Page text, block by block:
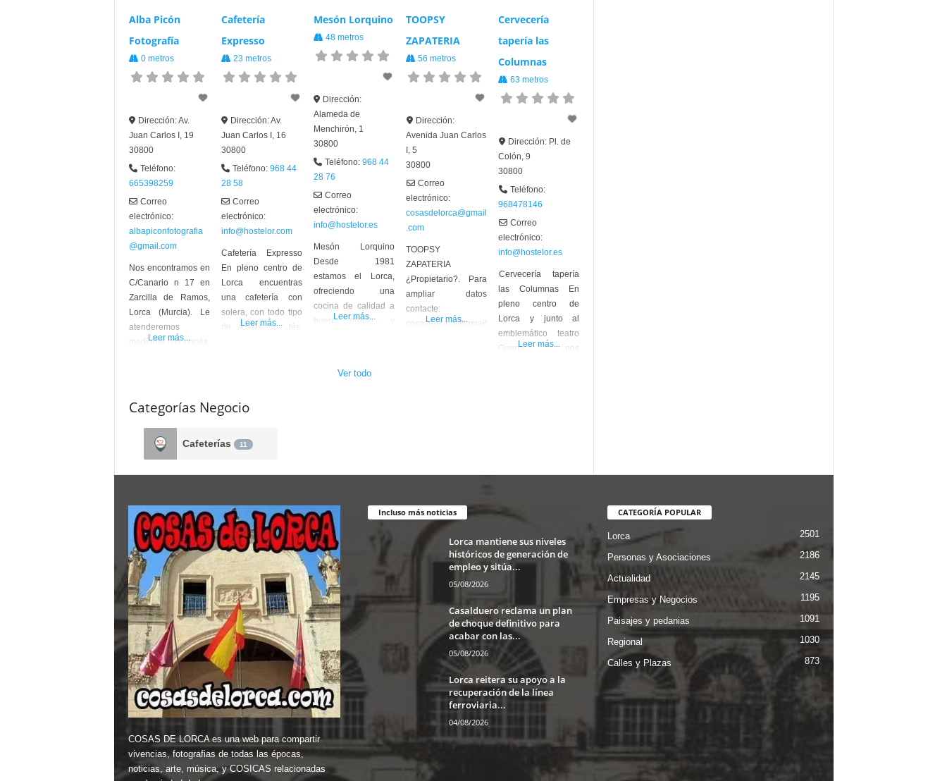
Alba Picón
Fotografía
0 metros
Dirección:Av.
Juan Carlos I, 19
30800
Teléfono:
665398259
Correo
electrónico:
albapiconfotografia
@gmail.com
Nos encontramos en
C/Canario n 17 en
Zarcilla de Ramos,
Lorca (Murcia). Le
atenderemos
mediante cita previa,
correo electrónico
albapiconfotografia
@gmail.com Los
servicios que
ofrecemos:
Reportajes
Complementos para
fotos. Álbum de
fotos. Productos
personalizados.
Revelado de fotos.
Fotocopias. Fotos de
carnet. CONTACTA
CON NOSOTROS
PARA CUALQUIER
DUDA. PREGUNTE
Leer más...
Cafetería
Expresso
23 metros
Dirección:Av.
Juan Carlos I, 16
30800
Teléfono:968 44
28 58
Correo
electrónico:
info@hostelor.com
Cafetería Expresso
En pleno centro de
Lorca encuentras
una cafetería con
solera, con todo tipo
de cafés y tés,
Juan Carlos I, 16,
30800 Lorca, Murcia
58 – 661742568
❤ #HOSTELOR
Leer más...
Mesón Lorquino
48 metros
Dirección:
Alameda de
Menchirón, 1
30800
Teléfono:968 44
28 76
Correo
electrónico:
info@hostelor.es
Mesón Lorquino
Desde 1981
estamos el Lorca,
ofreciendo una
cocina de calidad a
buen precio y
CECLOR 2006 –
centro de Lorca.
Alameda de
Menchirón, 1, 30800
Lorca, Murcia T. 968
Leer más...
TOOPSY
ZAPATERIA
56 metros
Dirección:
Avenida Juan Carlos
I, 5
30800
Correo
electrónico:
cosasdelorca@gmail
.com
TOOPSY
ZAPATERIA
¿Propietario?. Para
ampliar datos
contacte:
cosasdelorca@gmail
Leer más...
Cervecería
tapería las
Columnas
63 metros
Dirección: Pl. de
Colón, 9
30800
Teléfono:
968478146
Correo
electrónico:
info@hostelor.es
Cervecería tapería
las Columnas En
pleno centro de
Lorca y junto al
emblemático teatro
Guerra, nos
Lorca, Murcia T.
https://cervecerialasc
olumnas.es/
#HosteleriadeLorca
Leer más...
Ver todo
Categorías Negocio
Cafeterías 11
COSAS DE LORCA es una web para compartir
vivencias, fotografias de todas las épocas,
noticias, arte, música, y COSICAS relacionadas
Incluso más noticias
Lorca mantiene sus niveles
históricos de generación de
empleo y sitúa...
05/08/2026
Casalduero reclama un plan
de choque definitivo para
acabar con las...
05/08/2026
Lorca reitera su apoyo a la
recuperación de la línea
ferroviaria...
04/08/2026
CATEGORÍA POPULAR
Lorca 2501
Personas y Asociaciones 2186
Actualidad 2145
Empresas y Negocios 1195
Paisajes y pedanias 1091
Regional 1030
Calles y Plazas 873